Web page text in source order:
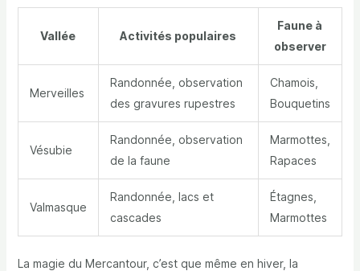
Vallée Activités populaires
Faune à
observer
Merveilles
Randonnée, observation
des gravures rupestres
Chamois,
Bouquetins
Vésubie
Randonnée, observation
de la faune
Marmottes,
Rapaces
Valmasque
Randonnée, lacs et
cascades
Étagnes,
Marmottes
La magie du Mercantour, c’est que même en hiver, la